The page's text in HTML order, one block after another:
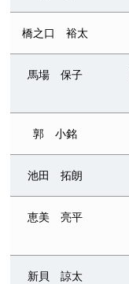
橋之口 裕太
馬場 保子
郭 小銘
池田 拓朗
恵美 亮平
新貝 諒太